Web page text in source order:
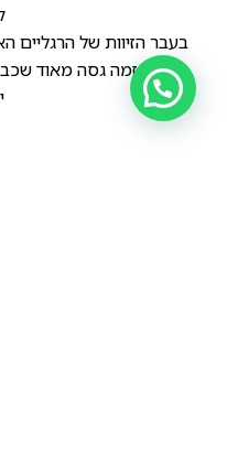
בעבר הזיוות של הרגליים
בעל הגזמה גסה מאוד